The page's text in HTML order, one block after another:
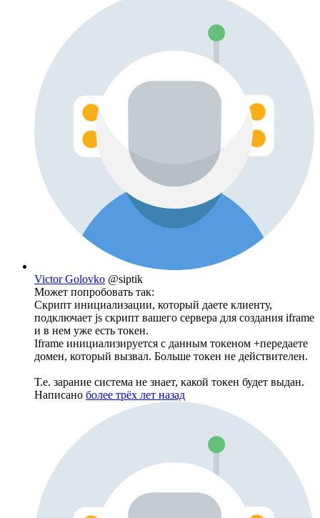
Victor Golovko @siptik
Может попробовать так:
Скрипт инициализации, который даете клиенту,
подключает js скрипт вашего сервера для создания iframe
и в нем уже есть токен.
Iframe инициализируется с данным токеном +передаете
домен, который вызвал. Больше токен не действителен.
Т.е. зарание система не знает, какой токен будет выдан.
Написано более трёх лет назад